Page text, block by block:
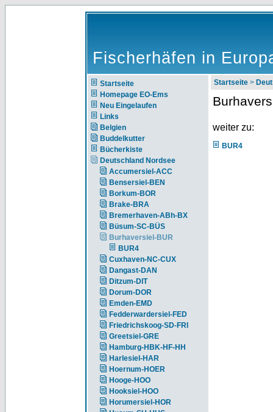
Fischerhäfen in
Startseite
Homepage EO-Ems
Neu Eingelaufen
Links
Belgien
Buddelkutter
Bücherkiste
Deutschland Nordsee
Accumersiel-ACC
Bensersiel-BEN
Borkum-BOR
Brake-BRA
Bremerhaven-ABh-BX
Büsum-SC-BÜS
Burhaversiel-BUR
BUR4
Cuxhaven-NC-CUX
Dangast-DAN
Ditzum-DIT
Dorum-DOR
Emden-EMD
Fedderwardersiel-FED
Friedrichskoog-SD-FRI
Greetsiel-GRE
Hamburg-HBK-HF-HH
Harlesiel-HAR
Hoernum-HOER
Hooge-HOO
Hooksiel-HOO
Horumersiel-HOR
Startseite >
weiter zu:
BUR4